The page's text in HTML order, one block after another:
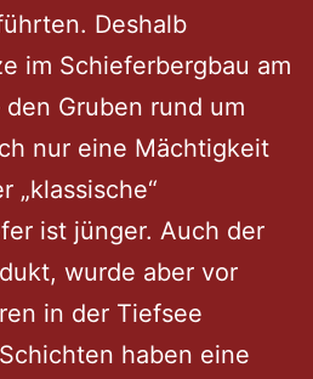
Deshalb
im Schieferbergbau am
Gruben rund um
nur eine Mächtigkeit
„klassische“
ist jünger. Auch der
wurde aber vor
in der Tiefsee
haben eine